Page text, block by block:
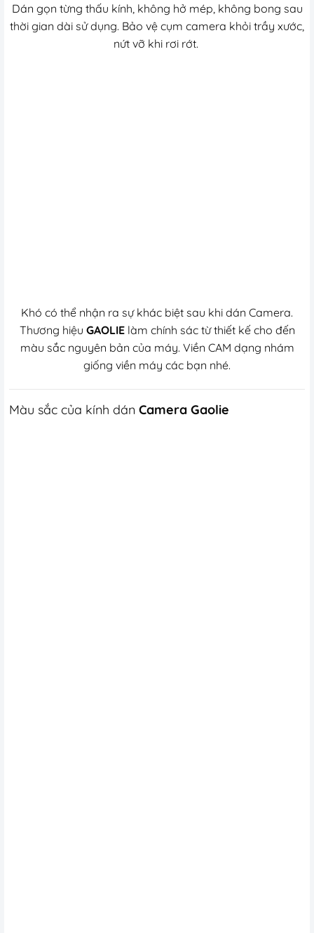
Dán gọn từng thấu kính, không hở mép, không bong sau
thời gian dài sử dụng. Bảo vệ cụm camera khỏi trầy xước,
nứt vỡ khi rơi rớt.
Khó có thể nhận ra sự khác biệt sau khi dán Camera.
Thương hiệu GAOLIElàm chính sác từ thiết kế cho đến
màu sắc nguyên bản của máy. Viền CAM dạng nhám
giống viền máy các bạn nhé.
Màu sắc của kính dán Camera Gaolie